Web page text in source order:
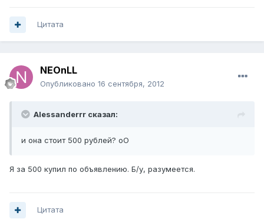
Цитата
NEOnLL
Опубликовано 16 сентября, 2012
Alessanderrr сказал:
и она стоит 500 рублей? оО
Я за 500 купил по объявлению. Б/у, разумеется.
Цитата